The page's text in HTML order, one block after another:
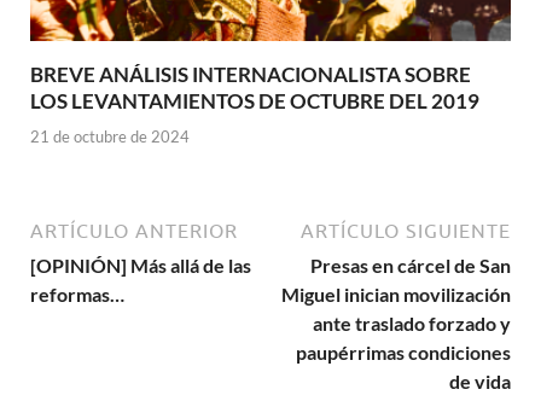
BREVE ANÁLISIS INTERNACIONALISTA SOBRE
LOS LEVANTAMIENTOS DE OCTUBRE DEL 2019
21 de octubre de 2024
ARTÍCULO ANTERIOR
[OPINIÓN] Más allá de las
reformas…
ARTÍCULO SIGUIENTE
Presas en cárcel de San
Miguel inician movilización
ante traslado forzado y
paupérrimas condiciones
de vida